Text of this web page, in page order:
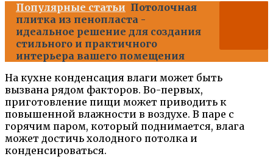
Популярные статьи Потолочная
плитка из пенопласта -
идеальное решение для создания
стильного и практичного
интерьера вашего помещения
На кухне конденсация влаги может быть
вызвана рядом факторов. Во-первых,
приготовление пищи может приводить к
повышенной влажности в воздухе. В паре с
горячим паром, который поднимается, влага
может достичь холодного потолка и
конденсироваться.